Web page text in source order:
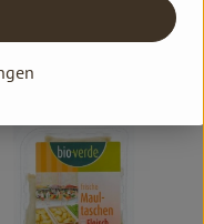
Produkt zu Favouriten hinzufügen